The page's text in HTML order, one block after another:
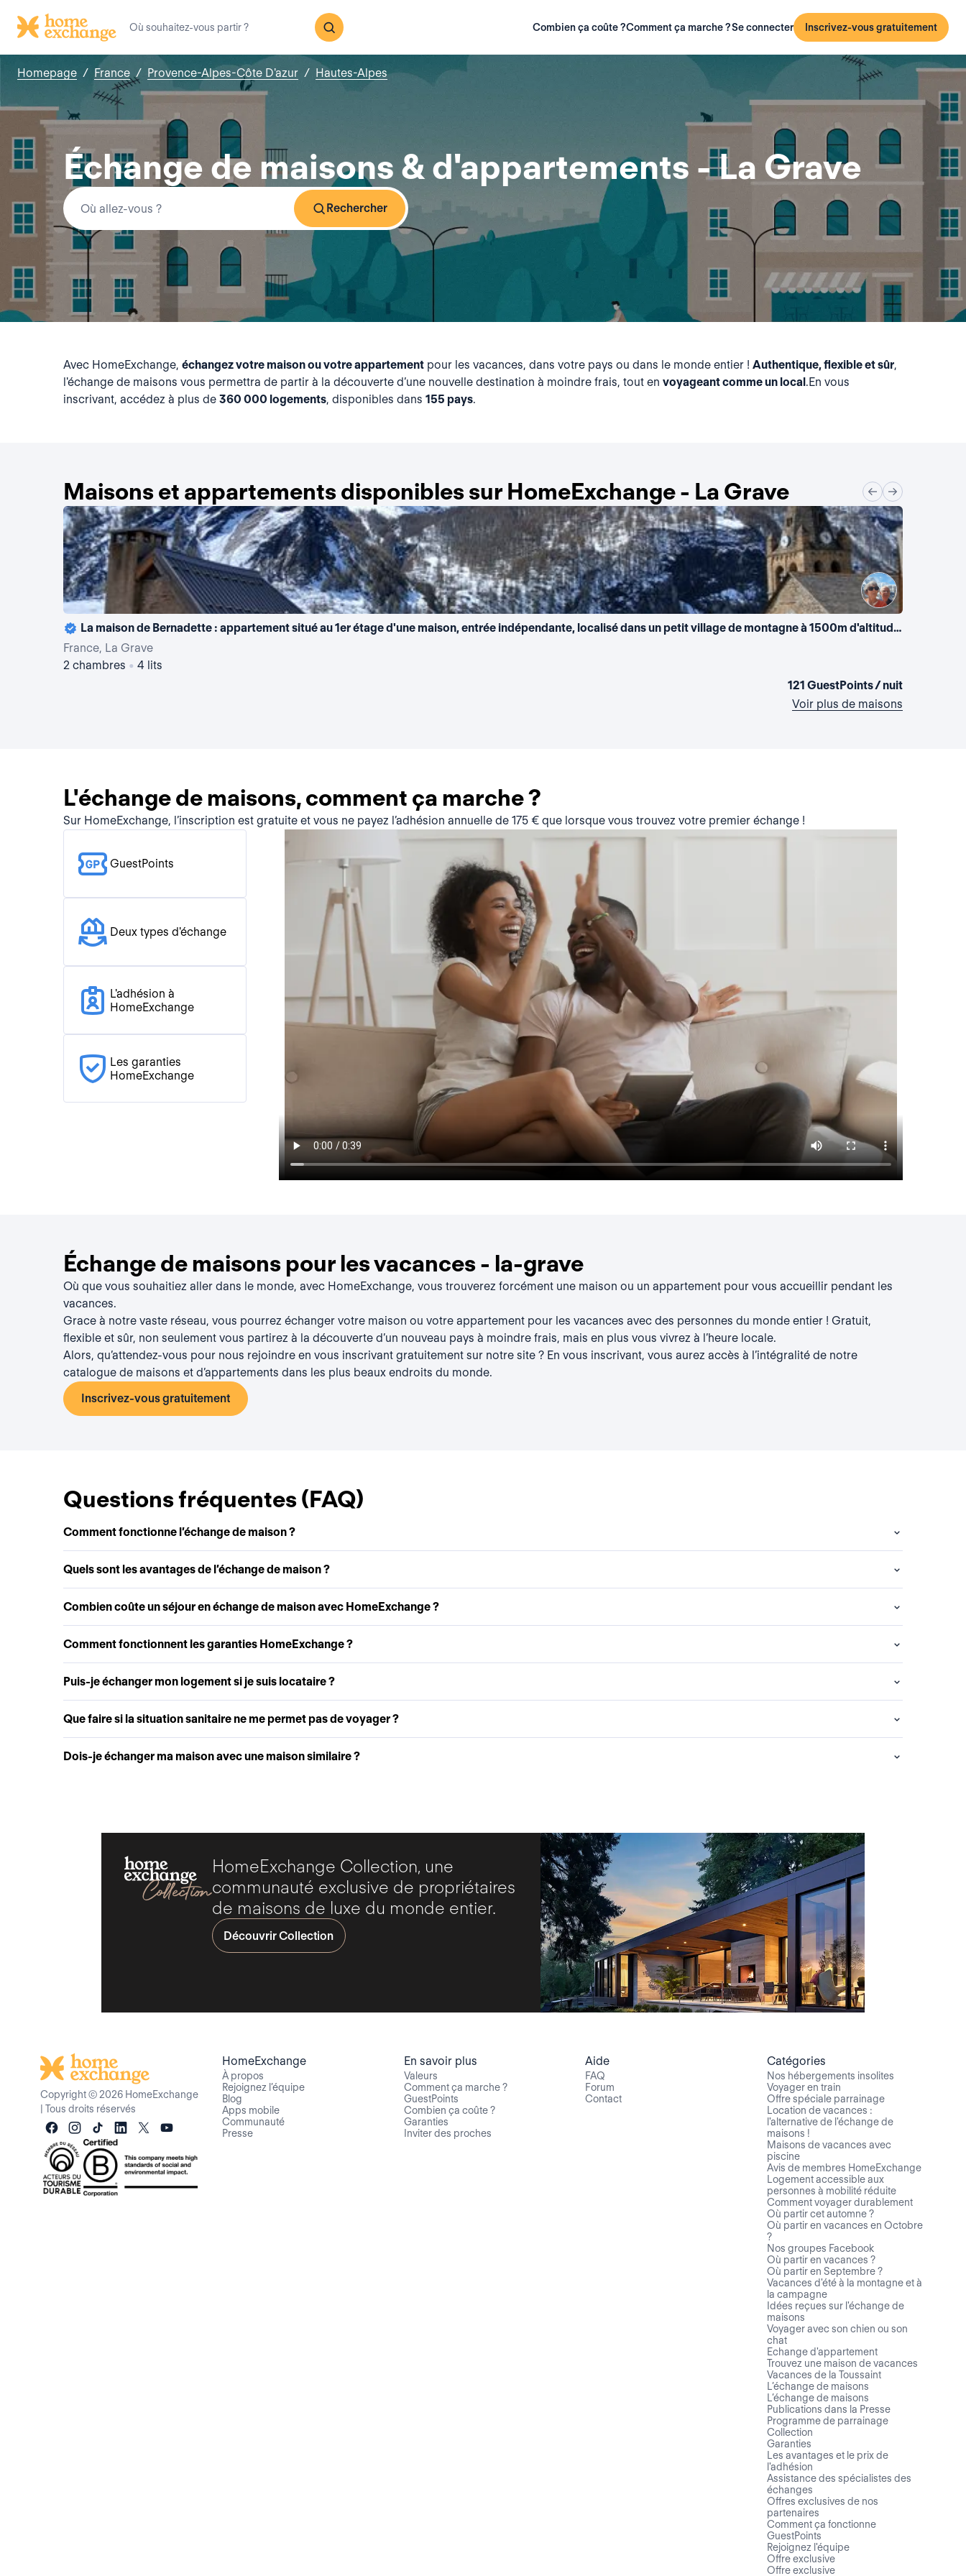
Combien ça coûte ?Comment ça marche ?Se connecter Inscrivez-vous gratuitement
Homepage / France / Provence-Alpes-Côte D'azur / Hautes-Alpes
Échange de maisons & d'appartements - La Grave
Rechercher
Avec HomeExchange, échangez votre maison ou votre appartement pour les vacances, dans votre pays ou dans le monde entier ! Authentique, flexible et sûr,
l'échange de maisons vous permettra de partir à la découverte d’une nouvelle destination à moindre frais, tout en voyageant comme un local.En vous
inscrivant, accédez à plus de 360 000 logements, disponibles dans 155 pays.
Maisons et appartements disponibles sur HomeExchange - La Grave
La maison de Bernadette : appartement situé au 1er étage d'une maison, entrée indépendante, localisé dans un petit village de montagne à 1500m d'altitude. la montagne, très confortable, avec tous le nécessaire. village à 1500m dans un site exceptionnel, face à la Meije, haut lieu de ski free ride, ski randonnée, ou station de ski familiale. L'été magnifiques randonnées, avec flore et faune remarquable : chamois, marmottes, bouquetins, aigles. Calme, adapté pour sport et repos. Remise en forme assurée
France, La Grave
2 chambres • 4 lits
121 GuestPoints / nuit
Voir plus de maisons
L'échange de maisons, comment ça marche ?
Sur HomeExchange, l’inscription est gratuite et vous ne payez l’adhésion annuelle de 175 € que lorsque vous trouvez votre premier échange !
GuestPoints
Deux types d'échange
L'adhésion à
HomeExchange
Les garanties
HomeExchange
Échange de maisons pour les vacances - la-grave
Où que vous souhaitiez aller dans le monde, avec HomeExchange, vous trouverez forcément une maison ou un appartement pour vous accueillir pendant les
vacances.
Grace à notre vaste réseau, vous pourrez échanger votre maison ou votre appartement pour les vacances avec des personnes du monde entier ! Gratuit,
flexible et sûr, non seulement vous partirez à la découverte d’un nouveau pays à moindre frais, mais en plus vous vivrez à l’heure locale.
Alors, qu’attendez-vous pour nous rejoindre en vous inscrivant gratuitement sur notre site ? En vous inscrivant, vous aurez accès à l’intégralité de notre
catalogue de maisons et d’appartements dans les plus beaux endroits du monde.
Inscrivez-vous gratuitement
Questions fréquentes (FAQ)
Comment fonctionne l’échange de maison ?
Quels sont les avantages de l’échange de maison ?
Combien coûte un séjour en échange de maison avec HomeExchange ?
Comment fonctionnent les garanties HomeExchange ?
Puis-je échanger mon logement si je suis locataire ?
Que faire si la situation sanitaire ne me permet pas de voyager ?
Dois-je échanger ma maison avec une maison similaire ?
HomeExchange Collection, une
communauté exclusive de propriétaires
de maisons de luxe du monde entier.
Découvrir Collection
Copyright © 2026 HomeExchange
Tous droits réservés
HomeExchange
À propos
Rejoignez l’équipe
Blog
Apps mobile
Communauté
Presse
En savoir plus
Valeurs
Comment ça marche ?
GuestPoints
Combien ça coûte ?
Garanties
Inviter des proches
Aide
FAQ
Forum
Contact
Catégories
Nos hébergements insolites
Voyager en train
Offre spéciale parrainage
Location de vacances :
l'alternative de l'échange de
maisons !
Maisons de vacances avec
piscine
Avis de membres HomeExchange
Logement accessible aux
personnes à mobilité réduite
Comment voyager durablement
Où partir cet automne ?
Où partir en vacances en Octobre
?
Nos groupes Facebook
Où partir en vacances ?
Où partir en Septembre ?
Vacances d'été à la montagne et à
la campagne
Idées reçues sur l'échange de
maisons
Voyager avec son chien ou son
chat
Echange d'appartement
Trouvez une maison de vacances
Vacances de la Toussaint
L’échange de maisons
L’échange de maisons
Publications dans la Presse
Programme de parrainage
Collection
Garanties
Les avantages et le prix de
l'adhésion
Assistance des spécialistes des
échanges
Offres exclusives de nos
partenaires
Comment ça fonctionne
GuestPoints
Rejoignez l'équipe
Offre exclusive
Offre exclusive